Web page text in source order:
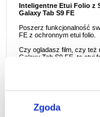
Zgoda
Inteligentne Etui Folio z
Galaxy Tab S9 FE
Poszerz funkcjonalność
FE z ochronnym etui folio.
Czy ogladasz film, czy też
Galaxy Tab S9 FE, to etui
zapewniając wygodę i
budzenia/usypiania
funkcją stojaka